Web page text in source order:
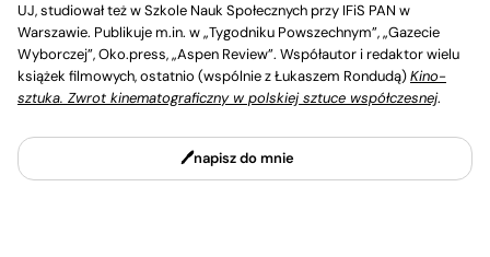
UJ, studiował też w Szkole Nauk Społecznych przy IFiS PAN w
Warszawie. Publikuje m.in. w „Tygodniku Powszechnym”, „Gazecie
Wyborczej”, Oko.press, „Aspen Review”. Współautor i redaktor wielu
książek filmowych, ostatnio (wspólnie z Łukaszem Rondudą)Kino-
sztuka. Zwrot kinematograficzny w polskiej sztuce współczesnej.
napisz do mnie